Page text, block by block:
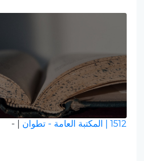
1512 | المكتبة العامة - تطوان | -